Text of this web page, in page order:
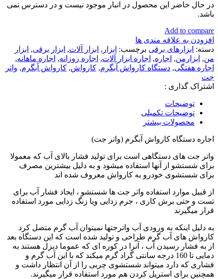
در حال حاضر این محصول در انبار موجود نیست و در دسترس نمی
باشد.
Add to compare
افزودن به علاقه مندی ها
دسته: ابزارهای برقی برچسب: ابزار , ابزار آلات, ابزار برقی, ابزار
من, ابزارمن, اجاره, اجاره ابزار آلات, اجاره روزانه, اجاره ماهانه,
اجاره هفتگی, دستگاه کارواش آبگرم, کارواش, کارواش آبگرم, واتر
جت
اشتراک گذاری :
توضیحات
توضیحات تکمیلی
محصولات بیشتر
اجاره دستگاه کارواش آبگرم (واتر جت)
واتر جت های دستگاهی است برای تولید فشار بالای آب که معمولا
برای شستشو از آنها استفاده میشود و به دلیل بیشترین مصرف
برای شستشوی خودرو به کارواش معروف شده اند
از قبیل موارد استفاده واتر جت ها شستشو ، ایجاد فشار آب برای
تست و حتی برش کاری ، جرم زدایی ویا زنگ زدایی مورد استفاده
قرار میگیرند
به دلیل اینکه به ورودی آب واترجتها نمیتوان آب گرم متصل کرد
کارواش های آب گرم طراحی و تولید شده است که این دستگاه بعد
از به فشار رسیدن آب ، آنرا در کوره ای که عموما دیزل هستند به
دمایی تا 160 درجه سانتی گراد گرم میکند که با این آب گرم و
فشاری که دارد میتواند شستشوی چربی را از آن انتظار داشت و
همچنین برای استریل کردن هم مورد استفاده قرار میگیرند.